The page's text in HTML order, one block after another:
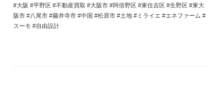
#大阪 #平野区 #不動産買取 #大阪市 #阿倍野区 #東住吉区 #生野区 #東大
阪市 #八尾市 #藤井寺市 #中国 #松原市 #土地 #ミライエ #エネファーム #
スーモ #自由設計